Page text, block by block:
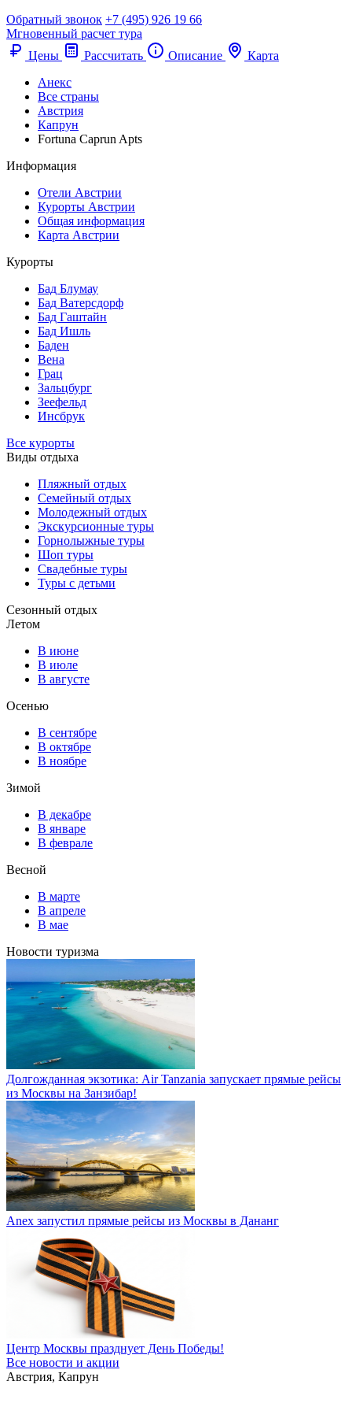
Обратный звонок +7 (495) 926 19 66
Мгновенный расчет тура
Цены
Рассчитать Описание
Карта
Анекс
Все страны
Австрия
Капрун
Fortuna Caprun Apts
Информация
Отели Австрии
Курорты Австрии
Общая информация
Карта Австрии
Курорты
Бад Блумау
Бад Ватерсдорф
Бад Гаштайн
Бад Ишль
Баден
Вена
Грац
Зальцбург
Зеефельд
Инсбрук
Все курорты
Виды отдыха
Пляжный отдых
Семейный отдых
Молодежный отдых
Экскурсионные туры
Горнолыжные туры
Шоп туры
Свадебные туры
Туры с детьми
Сезонный отдых
Летом
В июне
В июле
В августе
Осенью
В сентябре
В октябре
В ноябре
Зимой
В декабре
В январе
В феврале
Весной
В марте
В апреле
В мае
Новости туризма
Долгожданная экзотика: Air Tanzania запускает прямые рейсы
из Москвы на Занзибар!
Anex запустил прямые рейсы из Москвы в Дананг
Центр Москвы празднует День Победы!
Все новости и акции
Австрия, Капрун